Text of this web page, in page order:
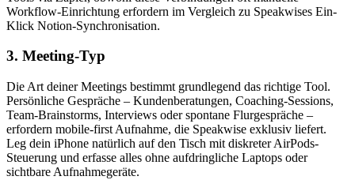
Workflow-Einrichtung erfordern im Vergleich zu Speakwises Ein-
Klick Notion-Synchronisation.
3. Meeting-Typ
Die Art deiner Meetings bestimmt grundlegend das richtige Tool.
Persönliche Gespräche – Kundenberatungen, Coaching-Sessions,
Team-Brainstorms, Interviews oder spontane Flurgespräche –
erfordern mobile-first Aufnahme, die Speakwise exklusiv liefert.
Leg dein iPhone natürlich auf den Tisch mit diskreter AirPods-
Steuerung und erfasse alles ohne aufdringliche Laptops oder
sichtbare Aufnahmegeräte.